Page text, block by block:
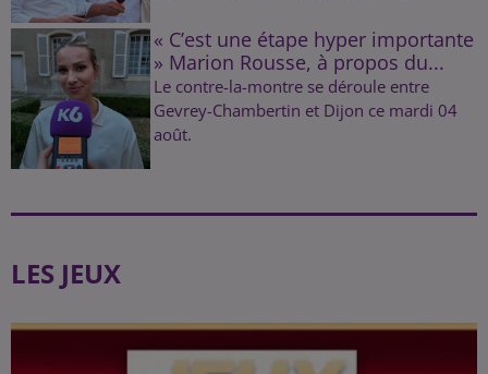
« C’est une étape hyper importante
» Marion Rousse, à propos du...
Le contre-la-montre se déroule entre
Gevrey-Chambertin et Dijon ce mardi 04
août.
LES JEUX